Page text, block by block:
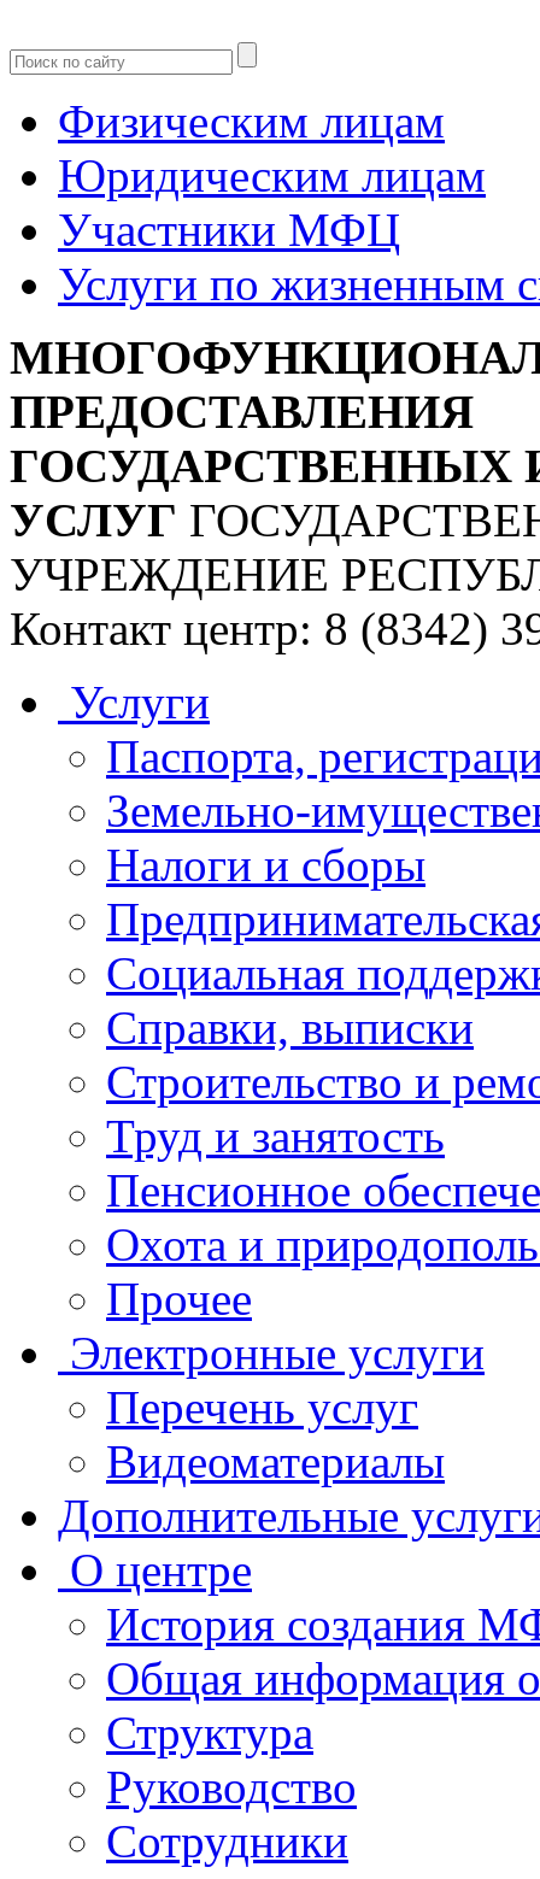
Физическим лицам
Юридическим лицам
Участники МФЦ
Услуги по жизненным
ПРЕДОСТАВЛЕНИЯ
УСЛУГ
УЧРЕЖДЕНИЕ
Контакт центр: 8 (8342)
Услуги
Паспорта,
Земельно-
Налоги и сборы
Социальная
Справки, выписки
Строительство и
Труд и занятость
Пенсионное
Охота и
Прочее
Электронные услуги
Перечень услуг
Видеоматериалы
Дополнительные
О центре
История создания
Общая
Структура
Руководство
Сотрудники